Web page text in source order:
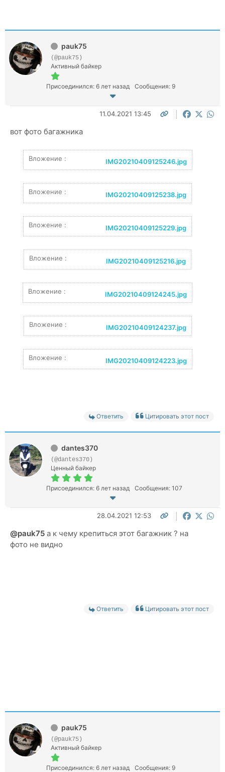
pauk75
(@pauk75)
Активный байкер
Присоединился: 6 лет назад Сообщения: 9
11.04.2021 13:45
вот фото багажника
Вложение : IMG20210409125246.jpg
Вложение : IMG20210409125238.jpg
Вложение : IMG20210409125229.jpg
Вложение : IMG20210409125216.jpg
Вложение : IMG20210409124245.jpg
Вложение : IMG20210409124237.jpg
Вложение : IMG20210409124223.jpg
Ответить Цитировать этот пост
dantes370
(@dantes370)
Ценный байкер
Присоединился: 6 лет назад Сообщения: 107
28.04.2021 12:53
@pauk75 а к чему крепиться этот багажник ? на
фото не видно
Ответить Цитировать этот пост
pauk75
(@pauk75)
Активный байкер
Присоединился: 6 лет назад Сообщения: 9